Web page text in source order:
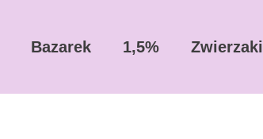
Bazarek 1,5% Zwierzaki